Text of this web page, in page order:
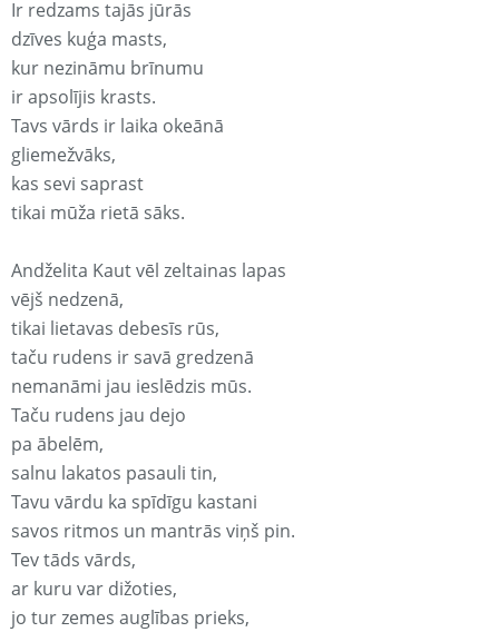
Ir redzams tajās jūrās
dzīves kuģa masts,
kur nezināmu brīnumu
ir apsolījis krasts.
Tavs vārds ir laika okeānā
gliemežvāks,
kas sevi saprast
tikai mūža rietā sāks.
Andželita Kaut vēl zeltainas lapas
vējš nedzenā,
tikai lietavas debesīs rūs,
taču rudens ir savā gredzenā
nemanāmi jau ieslēdzis mūs.
Taču rudens jau dejo
pa ābelēm,
salnu lakatos pasauli tin,
Tavu vārdu ka spīdīgu kastani
savos ritmos un mantrās viņš pin.
Tev tāds vārds,
ar kuru var dižoties,
jo tur zemes auglības prieks,